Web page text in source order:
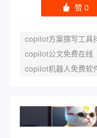
󰄼 赞 0
copilot方案撰写工具
copilot公文免费在线
copilot机器人免费软